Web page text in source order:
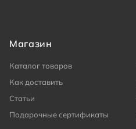
Магазин
Каталог товаров
Как доставить
Статьи
Подарочные сертификаты